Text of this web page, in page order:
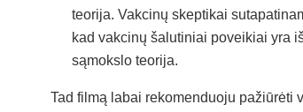
teorija. Vakcinų skeptikai
kad vakcinų šalutiniai poveikiai yra
sąmokslo teorija.
Tad filmą labai rekomenduoju pažiūrėti